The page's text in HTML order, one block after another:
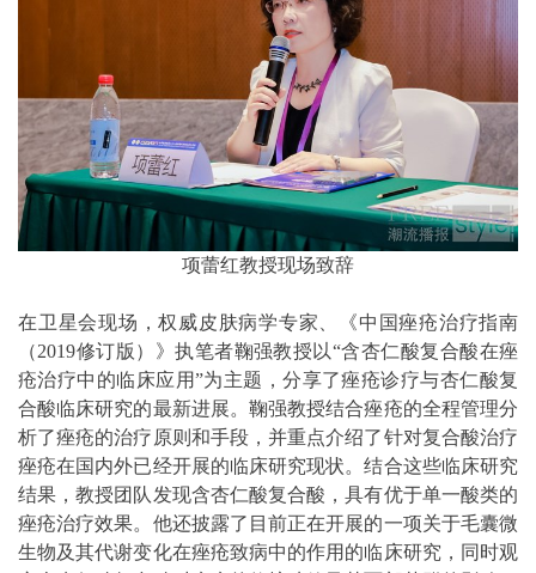
项蕾红教授现场致辞
在卫星会现场，权威皮肤病学专家、《中国痤疮治疗指南
（2019修订版）》执笔者鞠强教授以“含杏仁酸复合酸在痤
疮治疗中的临床应用”为主题，分享了痤疮诊疗与杏仁酸复
合酸临床研究的最新进展。鞠强教授结合痤疮的全程管理分
析了痤疮的治疗原则和手段，并重点介绍了针对复合酸治疗
痤疮在国内外已经开展的临床研究现状。结合这些临床研究
结果，教授团队发现含杏仁酸复合酸，具有优于单一酸类的
痤疮治疗效果。他还披露了目前正在开展的一项关于毛囊微
生物及其代谢变化在痤疮致病中的作用的临床研究，同时观